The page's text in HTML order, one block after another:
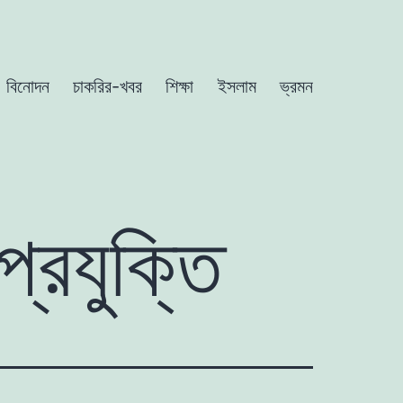
বিনোদন চাকরির-খবর শিক্ষা ইসলাম ভ্রমন